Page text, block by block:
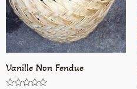
Vanille Non Fendue